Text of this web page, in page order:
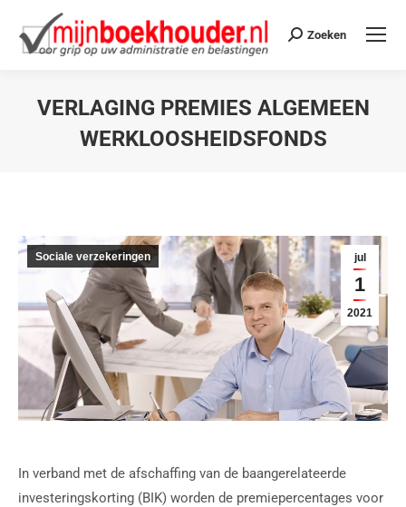
Zoeken
VERLAGING PREMIES ALGEMEEN
WERKLOOSHEIDSFONDS
jul
1
2021
Sociale verzekeringen
In verband met de afschaffing van de baangerelateerde
investeringskorting (BIK) worden de premiepercentages voor